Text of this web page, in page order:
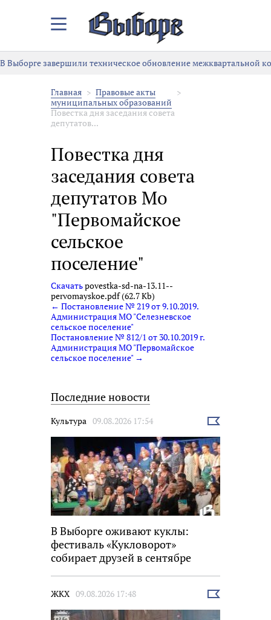
Закрыть/
меню
В Выборге завершили техническое обновление межквартальной
Главная
Правовые акты
муниципальных образований
Повестка дня заседания совета
депутатов...
Повестка дня
заседания совета
депутатов Мо
"Первомайское
сельское
поселение"
Скачатьpovestka-sd-na-13.11--
pervomayskoe.pdf (62.7 Kb)
← Постановление № 219 от 9.10.2019.
Администрация МО "Селезневское
сельское поселение"
Постановление № 812/1 от 30.10.2019 г.
Администрация МО "Первомайское
сельское поселение" →
Последние новости
Культура 09.08.2026 17:54
Выбрать
В Выборге оживают куклы:
фестиваль «Кукловорот»
собирает друзей в сентябре
ЖКХ 09.08.2026 17:48
Выбрать